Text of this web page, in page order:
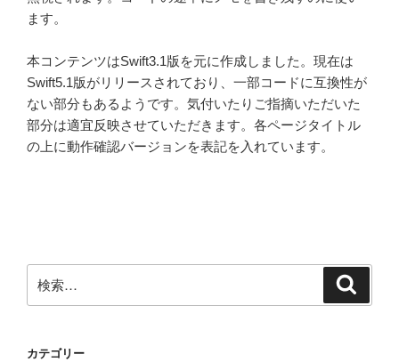
ます。
本コンテンツはSwift3.1版を元に作成しました。現在は
Swift5.1版がリリースされており、一部コードに互換性が
ない部分もあるようです。気付いたりご指摘いただいた
部分は適宜反映させていただきます。各ページタイトル
の上に動作確認バージョンを表記を入れています。
索:
カテゴリー